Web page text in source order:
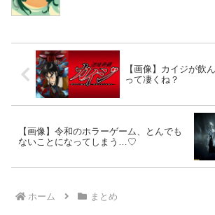
【画像】カイジが飲
って凄くね？
【画像】令和のホラーゲーム、とんでも
ないことになってしまう…♡
ホーム まとめ